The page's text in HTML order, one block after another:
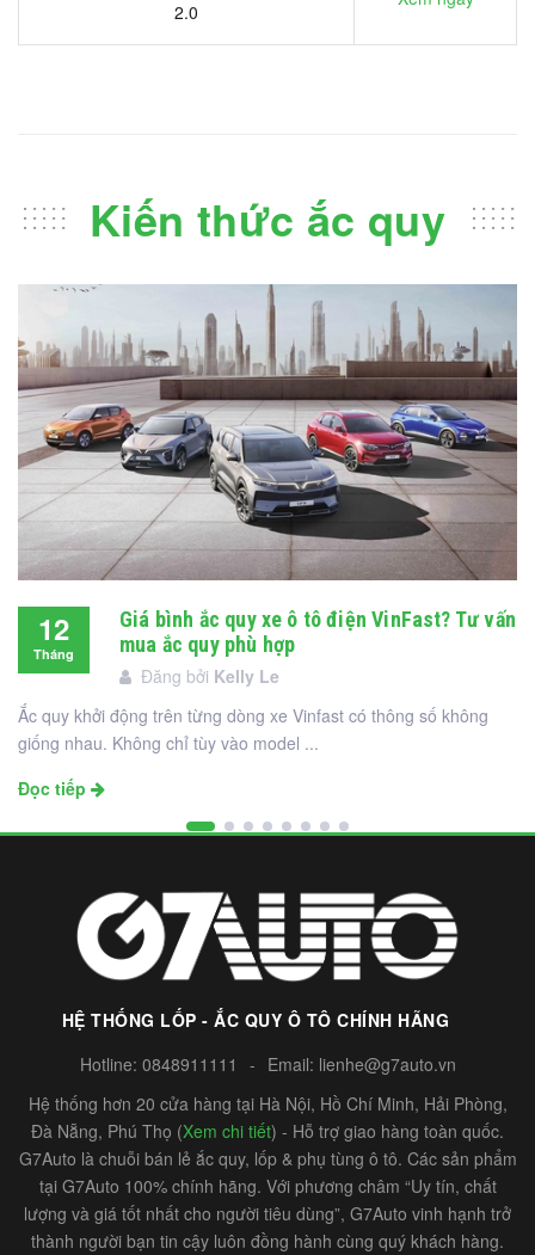
2.0
Kiến thức ắc quy
12
Tháng
Giá bình ắc quy xe ô tô điện VinFast? Tư vấn
mua ắc quy phù hợp
Đăng bởi Kelly Le
Ắc quy khởi động trên từng dòng xe Vinfast có thông số không
giống nhau. Không chỉ tùy vào model ...
Đọc tiếp
HỆ THỐNG LỐP - ẮC QUY Ô TÔ CHÍNH HÃNG
Hotline: 0848911111 - Email: lienhe@g7auto.vn
Hệ thống hơn 20 cửa hàng tại Hà Nội, Hồ Chí Minh, Hải Phòng,
Đà Nẵng, Phú Thọ (Xem chi tiết) - Hỗ trợ giao hàng toàn quốc.
G7Auto là chuỗi bán lẻ ắc quy, lốp & phụ tùng ô tô. Các sản phẩm
tại G7Auto 100% chính hãng. Với phương châm “Uy tín, chất
lượng và giá tốt nhất cho người tiêu dùng”, G7Auto vinh hạnh trở
thành người bạn tin cậy luôn đồng hành cùng quý khách hàng.